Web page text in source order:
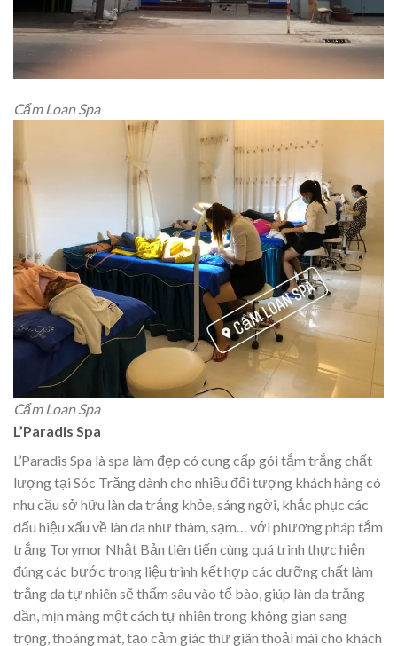
Cẩm Loan Spa
Cẩm Loan Spa
L’Paradis Spa
L’Paradis Spa là spa làm đẹp có cung cấp gói tắm trắng chất
lượng tại Sóc Trăng dành cho nhiều đối tượng khách hàng có
nhu cầu sở hữu làn da trắng khỏe, sáng ngời, khắc phục các
dấu hiệu xấu về làn da như thâm, sạm… với phương pháp tắm
trắng Torymor Nhật Bản tiên tiến cùng quá trình thực hiện
đúng các bước trong liệu trình kết hợp các dưỡng chất làm
trắng da tự nhiên sẽ thấm sâu vào tế bào, giúp làn da trắng
dần, mịn màng một cách tự nhiên trong không gian sang
trọng, thoáng mát, tạo cảm giác thư giãn thoải mái cho khách